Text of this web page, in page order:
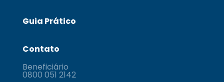
Guia Prático
Contato
Beneficiário
0800 051 2142